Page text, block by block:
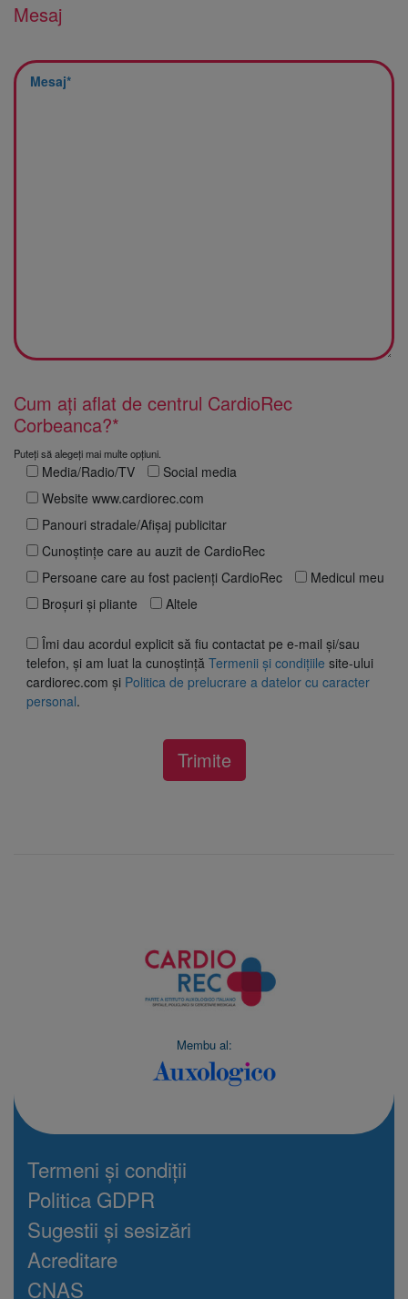
Mesaj
Cum ați aflat de centrul CardioRec
Corbeanca?*
Puteți să alegeți mai multe opțiuni.
Media/Radio/TV
Social media
Website www.cardiorec.com
Panouri stradale/Afișaj publicitar
Cunoștințe care au auzit de CardioRec
Persoane care au fost pacienți CardioRec
Medicul meu
Broșuri și pliante
Altele
Îmi dau acordul explicit să fiu contactat pe e-mail și/sau
telefon, și am luat la cunoștință Termenii și condițiile site-ului
cardiorec.com și Politica de prelucrare a datelor cu caracter
personal.
Membu al:
Termeni și condiții
Politica GDPR
Sugestii și sesizări
Acreditare
CNAS